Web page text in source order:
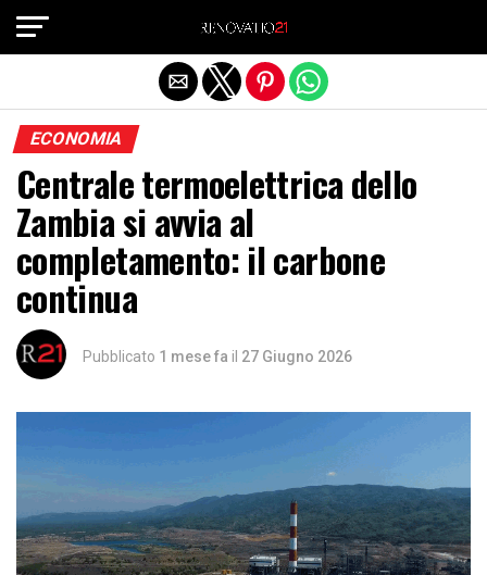
ECONOMIA
Centrale termoelettrica dello
Zambia si avvia al
completamento: il carbone
continua
Pubblicato 1 mese fa il 27 Giugno 2026
Exit mobile version